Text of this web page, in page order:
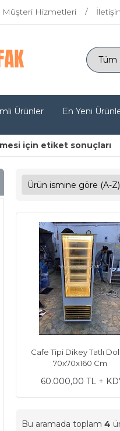
Müşteri Hizmetleri
Ürünler En Yeni
için etiket sonuçları
Cafe Tipi Dikey Tatlı
70x70x160 Cm
60.000,00 TL +
Bu aramada toplam 4